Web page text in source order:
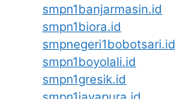
smpn1banjarmasin.id
smpn1biora.id
smpnegeri1bobotsari.id
smpn1boyolali.id
smpn1gresik.id